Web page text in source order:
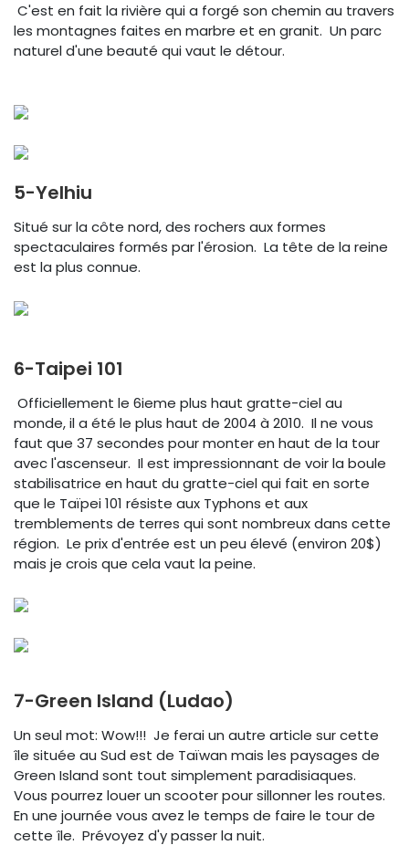
C'est en fait la rivière qui a forgé son chemin au travers
les montagnes faites en marbre et en granit. Un parc
naturel d'une beauté qui vaut le détour.
5-Yelhiu
Situé sur la côte nord, des rochers aux formes
spectaculaires formés par l'érosion. La tête de la reine
est la plus connue.
6-Taipei 101
Officiellement le 6ieme plus haut gratte-ciel au
monde, il a été le plus haut de 2004 à 2010. Il ne vous
faut que 37 secondes pour monter en haut de la tour
avec l'ascenseur. Il est impressionnant de voir la boule
stabilisatrice en haut du gratte-ciel qui fait en sorte
que le Taïpei 101 résiste aux Typhons et aux
tremblements de terres qui sont nombreux dans cette
région. Le prix d'entrée est un peu élevé (environ 20$)
mais je crois que cela vaut la peine.
7-Green Island (Ludao)
Un seul mot: Wow!!! Je ferai un autre article sur cette
île située au Sud est de Taïwan mais les paysages de
Green Island sont tout simplement paradisiaques.
Vous pourrez louer un scooter pour sillonner les routes.
En une journée vous avez le temps de faire le tour de
cette île. Prévoyez d'y passer la nuit.